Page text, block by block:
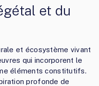
et du
et écosystème vivant
qui incorporent le
éléments constitutifs.
profonde de